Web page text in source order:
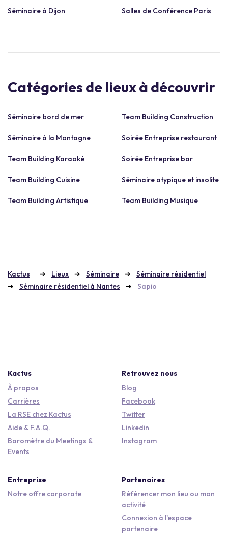
Séminaire à Dijon Salles de Conférence Paris
Catégories de lieux à découvrir
Séminaire bord de mer Team Building Construction
Séminaire à la Montagne Soirée Entreprise restaurant
Team Building Karaoké Soirée Entreprise bar
Team Building Cuisine Séminaire atypique et insolite
Team Building Artistique Team Building Musique
Kactus Lieux Séminaire
Séminaire résidentiel
Séminaire résidentiel à Nantes
Sapio
Kactus
À propos
Carrières
La RSE chez Kactus
Aide & F.A.Q.
Baromètre du Meetings &
Events
Retrouvez nous
Blog
Facebook
Twitter
Linkedin
Instagram
Entreprise
Notre offre corporate
Partenaires
Référencer mon lieu ou mon
activité
Connexion à l'espace
partenaire